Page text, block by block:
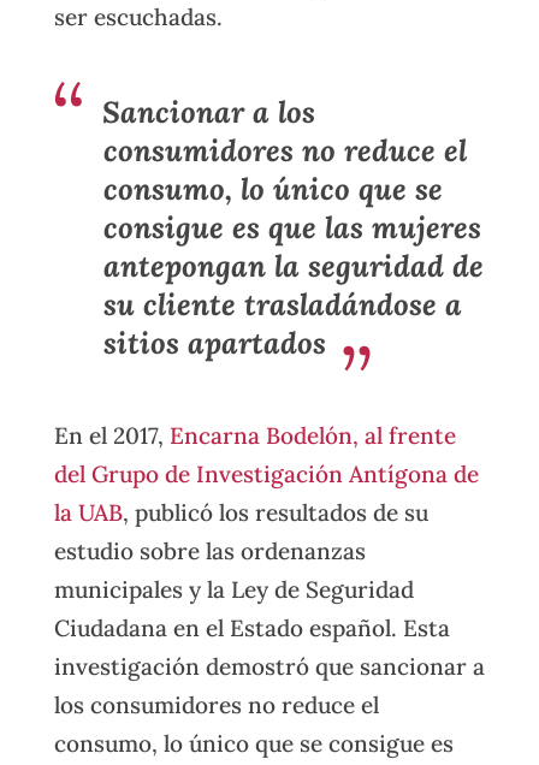
ser escuchadas.
Sancionar a los
consumidores no reduce el
consumo, lo único que se
consigue es que las mujeres
antepongan la seguridad de
su cliente trasladándose a
sitios apartados
En el 2017, Encarna Bodelón, al frente
del Grupo de Investigación Antígona de
la UAB, publicó los resultados de su
estudio sobre las ordenanzas
municipales y la Ley de Seguridad
Ciudadana en el Estado español. Esta
investigación demostró que sancionar a
los consumidores no reduce el
consumo, lo único que se consigue es